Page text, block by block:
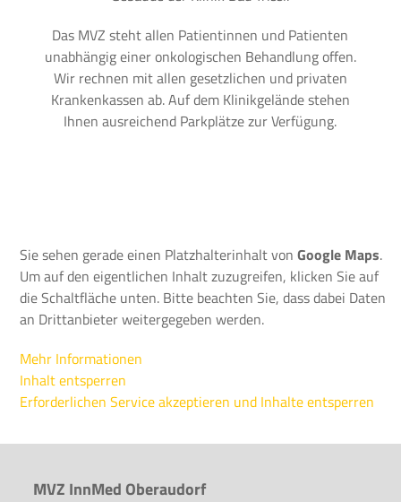
Das MVZ steht allen Patientinnen und Patienten
unabhängig einer onkologischen Behandlung offen.
Wir rechnen mit allen gesetzlichen und privaten
Krankenkassen ab. Auf dem Klinikgelände stehen
Ihnen ausreichend Parkplätze zur Verfügung.
Sie sehen gerade einen Platzhalterinhalt vonGoogle Maps.
Um auf den eigentlichen Inhalt zuzugreifen, klicken Sie auf
die Schaltfläche unten. Bitte beachten Sie, dass dabei Daten
an Drittanbieter weitergegeben werden.
Mehr Informationen
Inhalt entsperren
Erforderlichen Service akzeptieren und Inhalte entsperren
MVZ InnMed Oberaudorf